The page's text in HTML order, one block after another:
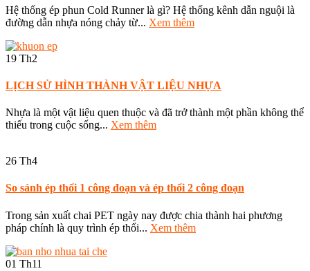
Hệ thống ép phun Cold Runner là gì? Hệ thống kênh dẫn nguội là
đường dẫn nhựa nóng chảy từ... Xem thêm
19 Th2
LỊCH SỬ HÌNH THÀNH VẬT LIỆU NHỰA
Nhựa là một vật liệu quen thuộc và đã trở thành một phần không thể
thiếu trong cuộc sống... Xem thêm
26 Th4
So sánh ép thổi 1 công đoạn và ép thổi 2 công đoạn
Trong sản xuất chai PET ngày nay được chia thành hai phương
pháp chính là quy trình ép thổi... Xem thêm
01 Th11